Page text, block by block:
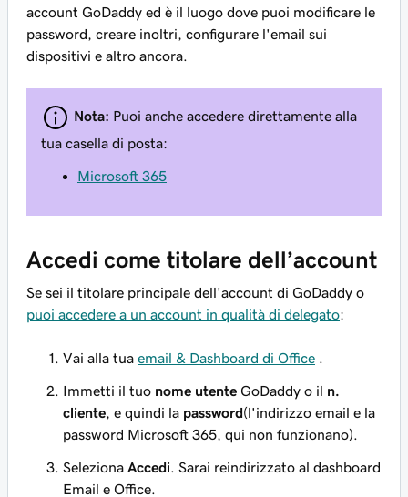
account GoDaddy ed è il luogo dove puoi modificare le
password, creare inoltri, configurare l'email sui
dispositivi e altro ancora.
Nota: Puoi anche accedere direttamente alla
tua casella di posta:
Microsoft 365
Accedi come titolare dell’account
Se sei il titolare principale dell'account di GoDaddy o
puoi accedere a un account in qualità di delegato:
Vai alla tua email & Dashboard di Office
Immetti il tuo nome utente GoDaddy o il n.
cliente , e quindi la password(l'indirizzo email e la
password Microsoft 365, qui non funzionano).
Seleziona Accedi . Sarai reindirizzato al dashboard
Email e Office.